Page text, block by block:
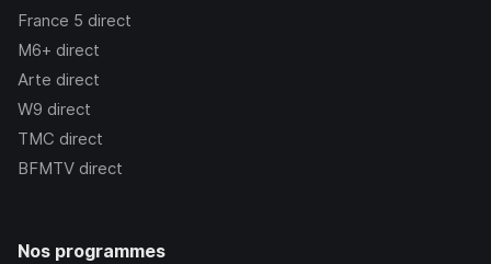
France 5 direct
M6+ direct
Arte direct
W9 direct
TMC direct
BFMTV direct
Nos programmes